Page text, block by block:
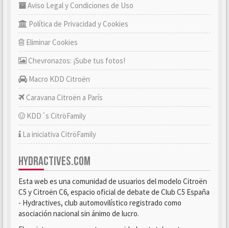
Aviso Legal y Condiciones de Uso
Política de Privacidad y Cookies
Eliminar Cookies
Chevronazos: ¡Sube tus fotos!
Macro KDD Citroën
Caravana Citroën a París
KDD´s CitröFamily
La iniciativa CitröFamily
HYDRACTIVES.COM
Esta web es una comunidad de usuarios del modelo Citroën
C5 y Citroën C6, espacio oficial de debate de Club C5 España
- Hydractives, club automovilístico registrado como
asociación nacional sin ánimo de lucro.